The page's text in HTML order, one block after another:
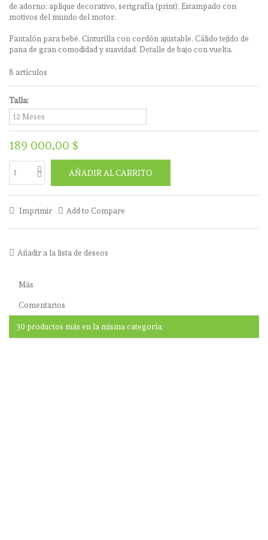
de adorno: aplique decorativo, serigrafía (print). Estampado con
motivos del mundo del motor.
Pantalón para bebé. Cinturilla con cordón ajustable. Cálido tejido de
pana de gran comodidad y suavidad. Detalle de bajo con vuelta.
8 artículos
Talla:
189 000,00 $
AÑADIR AL CARRITO
Imprimir Add to Compare
Añadir a la lista de deseos
Más
Comentarios
30 productos más en la misma categoría: